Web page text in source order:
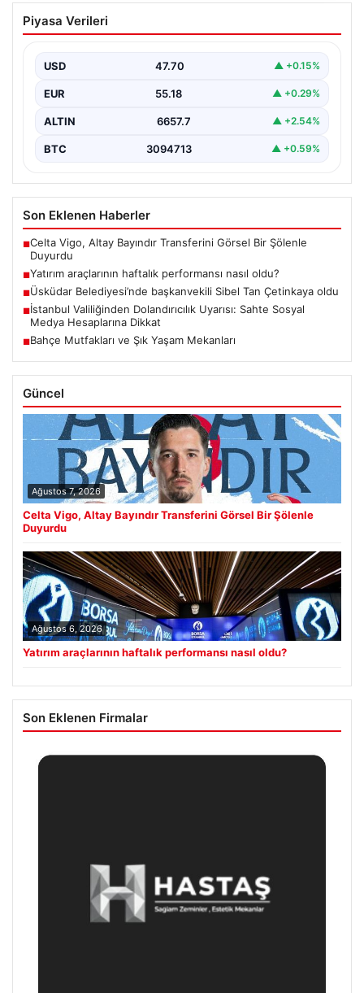
Yatırım araçlarının haftalık performansı
nasıl oldu?
Piyasa Verileri
USD 47.70 ▲ +0.15%
EUR 55.18 ▲ +0.29%
ALTIN 6657.7 ▲ +2.54%
BTC 3094713 ▲ +0.59%
Son Eklenen Haberler
■Celta Vigo, Altay Bayındır Transferini Görsel Bir Şölenle
Duyurdu
■Yatırım araçlarının haftalık performansı nasıl oldu?
■Üsküdar Belediyesi’nde başkanvekili Sibel Tan Çetinkaya oldu
■İstanbul Valiliğinden Dolandırıcılık Uyarısı: Sahte Sosyal
Medya Hesaplarına Dikkat
■Bahçe Mutfakları ve Şık Yaşam Mekanları
Güncel
Ağustos 7, 2026
Celta Vigo, Altay Bayındır Transferini Görsel Bir Şölenle
Duyurdu
Ağustos 6, 2026
Yatırım araçlarının haftalık performansı nasıl oldu?
Son Eklenen Firmalar